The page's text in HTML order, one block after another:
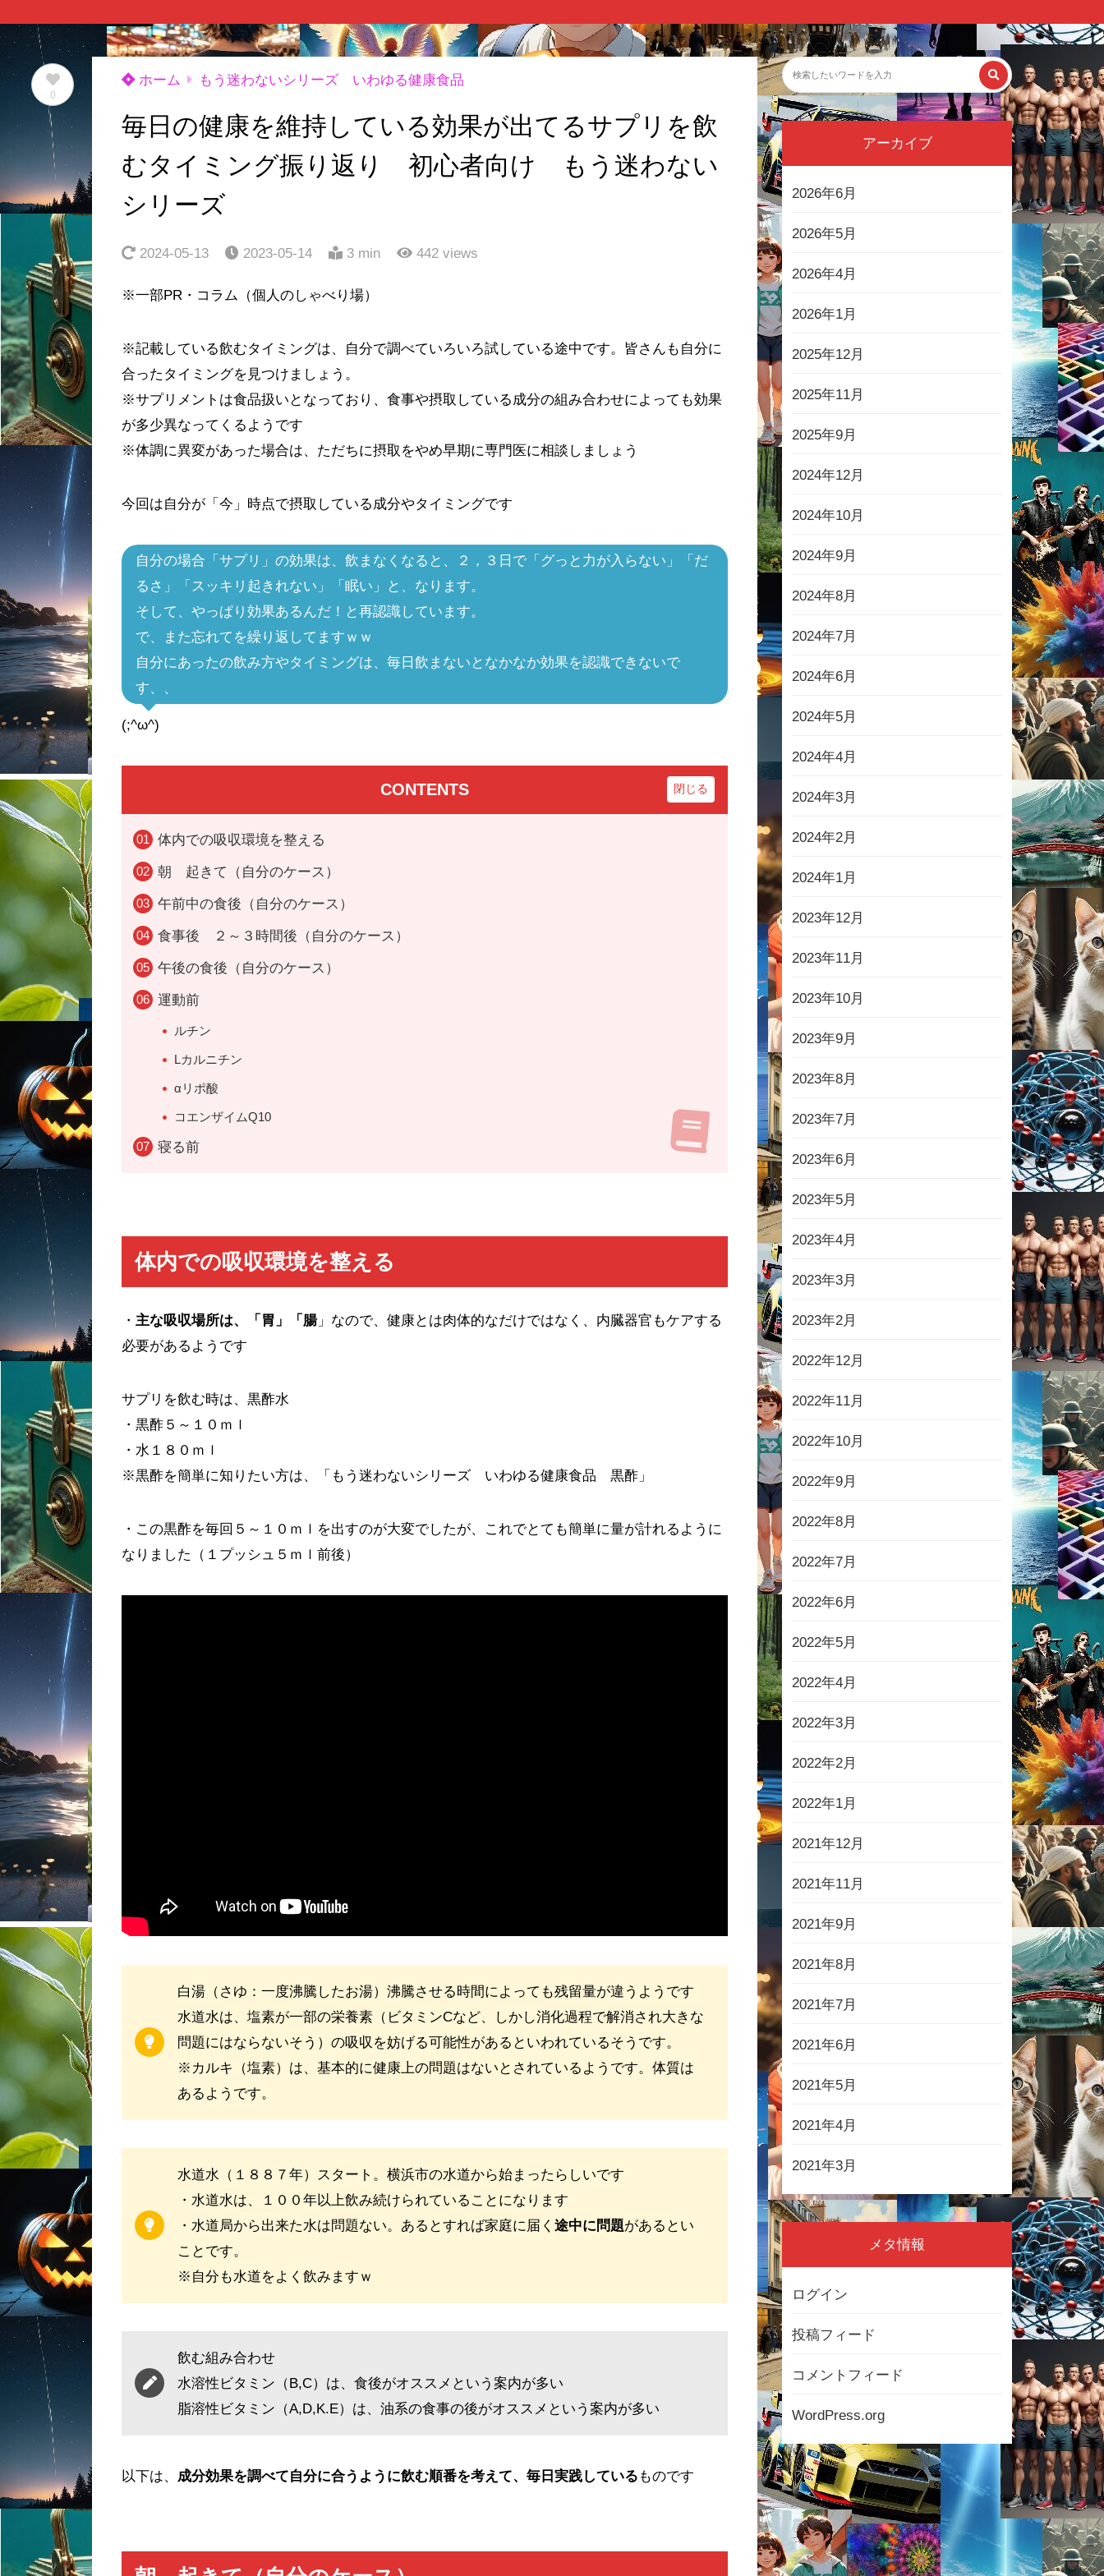
0
ホーム もう迷わないシリーズ いわゆる健康食品
毎日の健康を維持している効果が出てるサプリを飲
むタイミング振り返り 初心者向け もう迷わない
シリーズ
2024-05-13 2023-05-14 3 min 442 views
※一部PR・コラム（個人のしゃべり場）
※記載している飲むタイミングは、自分で調べていろいろ試している途中です。皆さんも自分に
合ったタイミングを見つけましょう。
※サプリメントは食品扱いとなっており、食事や摂取している成分の組み合わせによっても効果
が多少異なってくるようです
※体調に異変があった場合は、ただちに摂取をやめ早期に専門医に相談しましょう
今回は自分が「今」時点で摂取している成分やタイミングです
自分の場合「サプリ」の効果は、飲まなくなると、２，３日で「グっと力が入らない」「だ
るさ」「スッキリ起きれない」「眠い」と、なります。
そして、やっぱり効果あるんだ！と再認識しています。
で、また忘れてを繰り返してますｗｗ
自分にあったの飲み方やタイミングは、毎日飲まないとなかなか効果を認識できないで
す、、
(;^ω^)
CONTENTS
体内での吸収環境を整える
朝 起きて（自分のケース）
午前中の食後（自分のケース）
食事後 ２～３時間後（自分のケース）
午後の食後（自分のケース）
運動前
ルチン
Lカルニチン
αリポ酸
コエンザイムQ10
寝る前
体内での吸収環境を整える
・ 主な吸収場所は、「胃」「腸」なので、健康とは肉体的なだけではなく、内臓器官もケアする
必要があるようです
サプリを飲む時は、黒酢水
・黒酢５～１０ｍｌ
・水１８０ｍｌ
※黒酢を簡単に知りたい方は、「もう迷わないシリーズ いわゆる健康食品 黒酢」
・この黒酢を毎回５～１０ｍｌを出すのが大変でしたが、これでとても簡単に量が計れるように
なりました（１プッシュ５ｍｌ前後）
白湯（さゆ：一度沸騰したお湯）沸騰させる時間によっても残留量が違うようです
水道水は、塩素が一部の栄養素（ビタミンCなど、しかし消化過程で解消され大きな
問題にはならないそう）の吸収を妨げる可能性があるといわれているそうです。
※カルキ（塩素）は、基本的に健康上の問題はないとされているようです。体質は
あるようです。
水道水（１８８７年）スタート。横浜市の水道から始まったらしいです
・水道水は、１００年以上飲み続けられていることになります
・水道局から出来た水は問題ない。あるとすれば家庭に届く 途中に問題があるとい
ことです。
※自分も水道をよく飲みますｗ
飲む組み合わせ
水溶性ビタミン（B,C）は、食後がオススメという案内が多い
脂溶性ビタミン（A,D,K.E）は、油系の食事の後がオススメという案内が多い
以下は、 成分効果を調べて自分に合うように飲む順番を考えて、毎日実践している ものです
アーカイブ
2026年6月
2026年5月
2026年4月
2026年1月
2025年12月
2025年11月
2025年9月
2024年12月
2024年10月
2024年9月
2024年8月
2024年7月
2024年6月
2024年5月
2024年4月
2024年3月
2024年2月
2024年1月
2023年12月
2023年11月
2023年10月
2023年9月
2023年8月
2023年7月
2023年6月
2023年5月
2023年4月
2023年3月
2023年2月
2022年12月
2022年11月
2022年10月
2022年9月
2022年8月
2022年7月
2022年6月
2022年5月
2022年4月
2022年3月
2022年2月
2022年1月
2021年12月
2021年11月
2021年9月
2021年8月
2021年7月
2021年6月
2021年5月
2021年4月
2021年3月
メタ情報
ログイン
投稿フィード
コメントフィード
WordPress.org